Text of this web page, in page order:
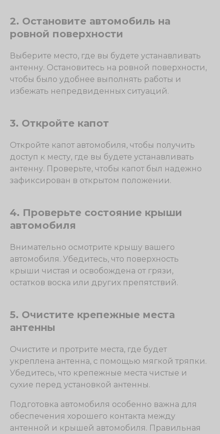
2. Остановите автомобиль на
ровной поверхности
Выберите место, где вы будете устанавливать
антенну. Остановитесь на ровной поверхности,
чтобы было удобнее выполнять работы и
избежать непредвиденных ситуаций.
3. Откройте капот
Откройте капот автомобиля, чтобы получить
доступ к месту, где вы будете устанавливать
антенну. Проверьте, чтобы капот был надежно
зафиксирован в открытом положении.
4. Проверьте состояние крыши
автомобиля
Внимательно осмотрите крышу вашего
автомобиля. Убедитесь, что поверхность
крыши чистая и освобождена от грязи,
остатков воска или других препятствий.
5. Очистите крепежные места
антенны
Очистите и протрите места, где будет
укреплена антенна, с помощью мягкой тряпки.
Убедитесь, что крепежные места чистые и
сухие перед установкой антенны.
Подготовка автомобиля особенно важна для
обеспечения хорошего контакта между
антенной и крышей автомобиля. Правильная